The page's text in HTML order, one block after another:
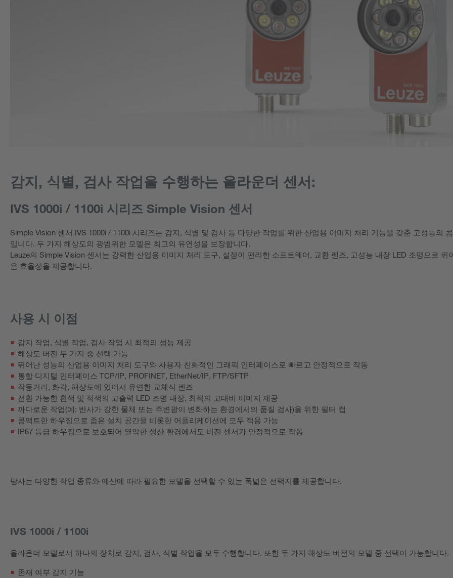
감지, 식별, 검사 작업을 수행하는 올라운더 센서:
IVS 1000i / 1100i 시리즈 Simple Vision 센서
Simple Vision 센서 IVS 1000i / 1100i 시리즈는 감지, 식별 및 검사 등 다양한 작업를 위한 산업용 이미지 처리 기능을 갖춘 고성능의
입니다. 두 가지 해상도의 광범위한 모델은 최고의 유연성을 보장합니다.
Leuze의 Simple Vision 센서는 강력한 산업용 이미지 처리 도구, 설정이 편리한 소프트웨어, 교환 렌즈, 고성능 내장 LED 조명으로 뛰
은 효율성을 제공합니다.
사용 시 이점
감지 작업, 식별 작업, 검사 작업 시 최적의 성능 제공
해상도 버전 두 가지 중 선택 가능
뛰어난 성능의 산업용 이미지 처리 도구와 사용자 친화적인 그래픽 인터페이스로 빠르고 안정적으로 작동
통합 디지털 인터페이스 TCP/IP, PROFINET, EtherNet/IP, FTP/SFTP
작동거리, 화각, 해상도에 있어서 유연한 교체식 렌즈
전환 가능한 흰색 및 적색의 고출력 LED 조명 내장, 최적의 고대비 이미지 제공
까다로운 작업(예: 반사가 강한 물체 또는 주변광이 변화하는 환경에서의 품질 검사)을 위한 필터 캡
콤팩트한 하우징으로 좁은 설치 공간을 비롯한 어플리케이션에 모두 적용 가능
IP67 등급 하우징으로 보호되어 열악한 생산 환경에서도 비전 센서가 안정적으로 작동
당사는 다양한 작업 종류와 예산에 따라 필요한 모델을 선택할 수 있는 폭넓은 선택지를 제공합니다.
IVS 1000i / 1100i
올라운더 모델로서 하나의 장치로 감지, 검사, 식별 작업을 모두 수행합니다. 또한 두 가지 해상도 버전의 모델 중 선택이 가능합니다.
존재 여부 감지 기능